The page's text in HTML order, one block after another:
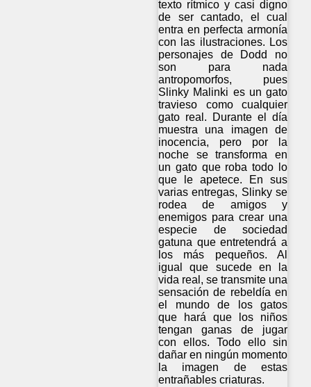
texto rítmico y casi digno
de ser cantado, el cual
entra en perfecta armonía
con las ilustraciones. Los
personajes de Dodd no
son para nada
antropomorfos, pues
Slinky Malinki es un gato
travieso como cualquier
gato real. Durante el día
muestra una imagen de
inocencia, pero por la
noche se transforma en
un gato que roba todo lo
que le apetece. En sus
varias entregas, Slinky se
rodea de amigos y
enemigos para crear una
especie de sociedad
gatuna que entretendrá a
los más pequeños. Al
igual que sucede en la
vida real, se transmite una
sensación de rebeldía en
el mundo de los gatos
que hará que los niños
tengan ganas de jugar
con ellos. Todo ello sin
dañar en ningún momento
la imagen de estas
entrañables criaturas.